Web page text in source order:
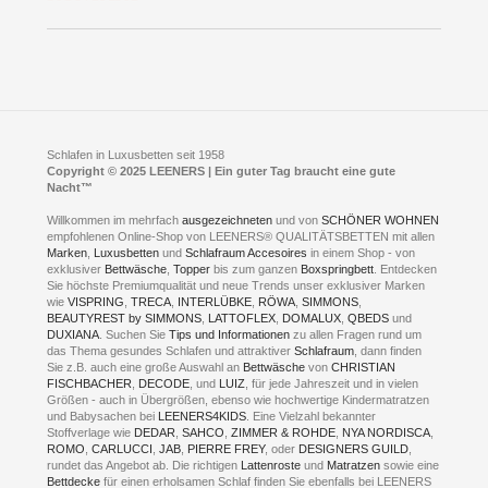
Presse
Jobs
Fotoalbum
Hagen
Kontakt
Neuer Showroom für unsere Onlineartikel.
Kontakt via:WhatsApp
Kontakt via:eMail
mögliche Zeiten für eine Showroom Terminreservierung
MO und DI geschlossen
MI - FR 11 bis 17 Uhr
SA 11 bis 15 Uhr
ONLINEBERATUNG UND
TERMIN- RESERVIERUNG
Schlafen in Luxusbetten seit 1958
Copyright © 2025 LEENERS | Ein guter Tag braucht eine gute
Nacht™
Willkommen im mehrfachausgezeichnetenund vonSCHÖNER WOHNEN
empfohlenen Online-Shop von LEENERS® QUALITÄTSBETTEN mit allen
Marken
Luxusbetten undSchlafraum Accesoires in einem Shop - von
exklusiver Bettwäsche ,Topper bis zum ganzen Boxspringbett . Entdecken
Sie höchste Premiumqualität und neue Trends unser exklusiver Marken
wieVISPRING ,TRECA INTERLÜBKE RÖWA ,SIMMONS
BEAUTYREST by SIMMONS
LATTOFLEX DOMALUX ,QBEDS und
DUXIANA . Suchen SieTips und Informationen zu allen Fragen rund um
das Thema gesundes Schlafen und attraktiverSchlafraum , dann finden
Sie z.B. auch eine große Auswahl an Bettwäsche vonCHRISTIAN
FISCHBACHER
DECODE , und LUIZ , für jede Jahreszeit und in vielen
Größen - auch in Übergrößen, ebenso wie hochwertige Kindermatratzen
und Babysachen bei
LEENERS4KIDS . Eine Vielzahl bekannter
Stoffverlage wie DEDAR ,SAHCO ,ZIMMER & ROHDE NYA NORDISCA
ROMO ,CARLUCCI ,JAB PIERRE FREY, oder DESIGNERS GUILD
rundet das Angebot ab. Die richtigen
Lattenroste und Matratzen sowie eine
Bettdecke für einen erholsamen Schlaf finden Sie ebenfalls bei LEENERS